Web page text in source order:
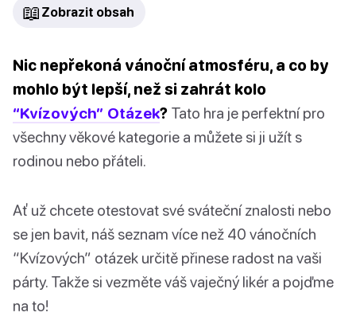
📖 Zobrazit obsah
Nic nepřekoná vánoční atmosféru, a co by
mohlo být lepší, než si zahrát kolo
“Kvízových” Otázek? Tato hra je perfektní pro
všechny věkové kategorie a můžete si ji užít s
rodinou nebo přáteli.
Ať už chcete otestovat své sváteční znalosti nebo
se jen bavit, náš seznam více než 40 vánočních
“Kvízových” otázek určitě přinese radost na vaši
párty. Takže si vezměte váš vaječný likér a pojďme
na to!